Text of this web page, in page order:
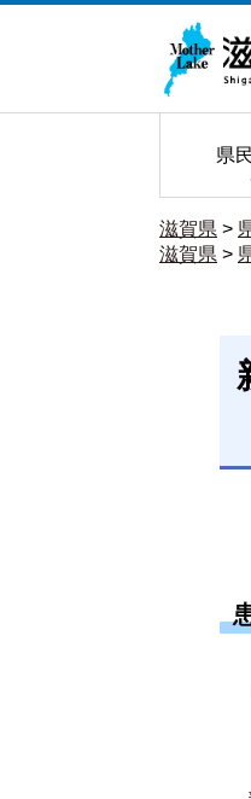
県
滋賀県 >
滋賀県 >